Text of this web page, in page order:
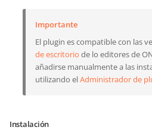
Importante
El plugin es compatible con las
de escritorio de lo editores de
añadirse manualmente a las
utilizando elAdministrador de
Instalación